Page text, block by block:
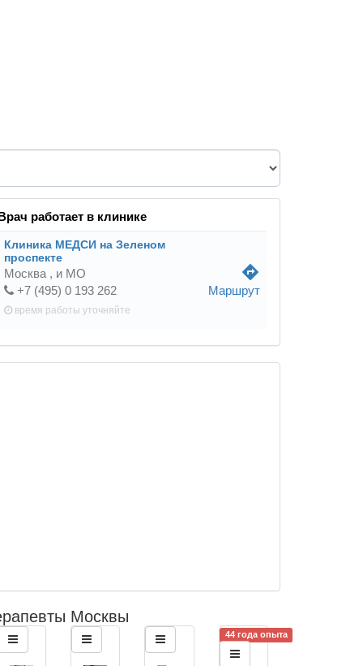
работает в клинике
Клиника МЕДСИ на Зеленом
проспекте
Москва , и МО
+7 (495) 0 193 262
время работы уточняйте
directions
Маршрут
Москвы
44 года опыта